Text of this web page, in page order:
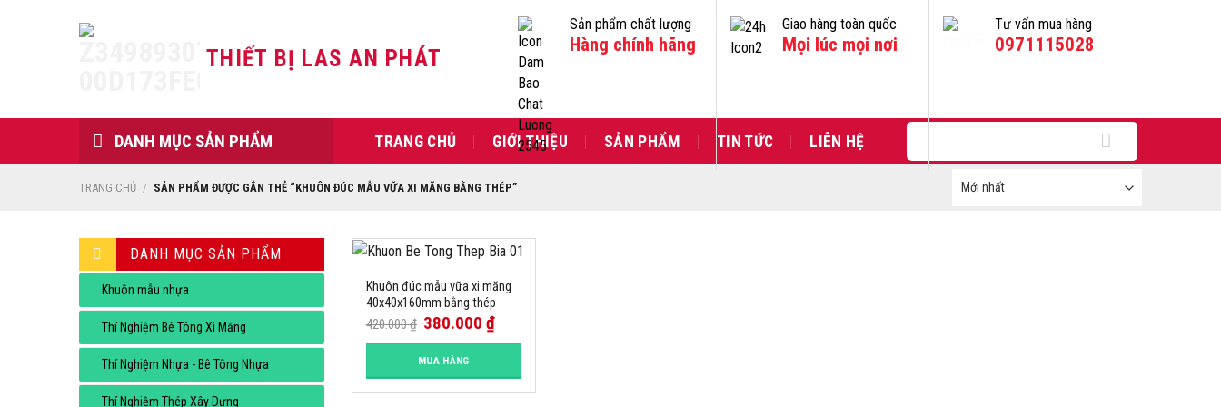
THIẾT BỊ LAS AN PHÁT
Sản phẩm chất lượng
Hàng chính hãng
Giao hàng toàn quốc
Mọi lúc mọi nơi
Tư vấn mua hàng
0971115028
DANH MỤC SẢN PHẨM TRANG CHỦ GIỚI THIỆU SẢN PHẨM TIN TỨC LIÊN HỆ
kiếm:
TRANG CHỦ / SẢN PHẨM ĐƯỢC GẮN THẺ “KHUÔN ĐÚC MẪU VỮA XI MĂNG BẰNG THÉP”
DANH MỤC SẢN PHẨM
Khuôn mẫu nhựa
Thí Nghiệm Bê Tông Xi Măng
Thí Nghiệm Nhựa - Bê Tông Nhựa
Thí Nghiệm Thép Xây Dựng
Khuôn đúc mẫu vữa xi măng
40x40x160mm bằng thép
420.000₫ 380.000₫
MUA HÀNG